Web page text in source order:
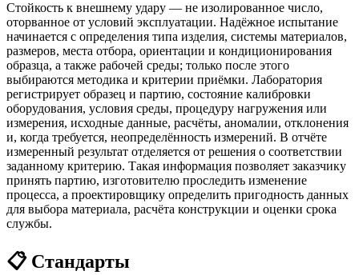
Стойкость к внешнему удару — не изолированное число,
оторванное от условий эксплуатации. Надёжное испытание
начинается с определения типа изделия, системы материалов,
размеров, места отбора, ориентации и кондиционирования
образца, а также рабочей среды; только после этого
выбираются методика и критерии приёмки. Лаборатория
регистрирует образец и партию, состояние калибровки
оборудования, условия среды, процедуру нагружения или
измерения, исходные данные, расчёты, аномалии, отклонения
и, когда требуется, неопределённость измерений. В отчёте
измеренный результат отделяется от решения о соответствии
заданному критерию. Такая информация позволяет заказчику
принять партию, изготовителю проследить изменение
процесса, а проектировщику определить пригодность данных
для выбора материала, расчёта конструкции и оценки срока
службы.
📋 Стандарты